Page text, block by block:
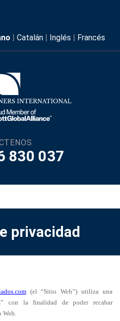
| Catalán | Inglés | Francés
830 037
privacidad
(el “Sitio Web”) utiliza una
con la finalidad de poder recabar
Web.